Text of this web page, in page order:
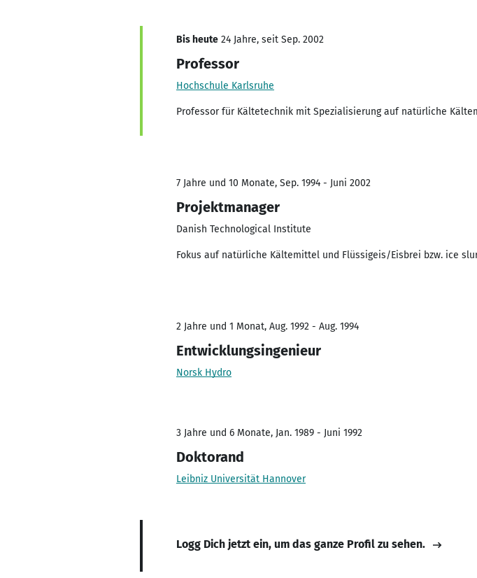
Bis heute 24 Jahre, seit Sep. 2002
Professor
Hochschule Karlsruhe
Professor für Kältetechnik mit Spezialisierung auf natürliche
7 Jahre und 10 Monate, Sep. 1994 - Juni 2002
Projektmanager
Danish Technological Institute
Fokus auf natürliche Kältemittel und Flüssigeis/Eisbrei bzw. ice
2 Jahre und 1 Monat, Aug. 1992 - Aug. 1994
Entwicklungsingenieur
Norsk Hydro
3 Jahre und 6 Monate, Jan. 1989 - Juni 1992
Doktorand
Leibniz Universität Hannover
Logg Dich jetzt ein, um das ganze Profil zu sehen.